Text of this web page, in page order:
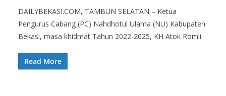
DAILYBEKASI.COM, TAMBUN SELATAN – Ketua
Pengurus Cabang (PC) Nahdhotul Ulama (NU) Kabupaten
Bekasi, masa khidmat Tahun 2022-2025, KH Atok Romli
Read More